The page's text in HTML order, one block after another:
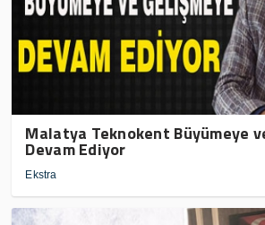
Malatya Teknokent Büyümeye
Devam Ediyor
Ekstra